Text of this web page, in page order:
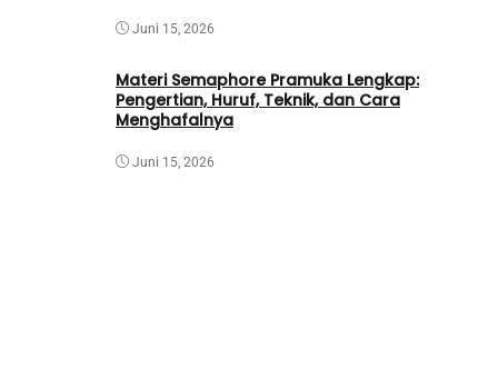
Juni 15, 2026
Materi Semaphore Pramuka Lengkap:
Pengertian, Huruf, Teknik, dan Cara
Menghafalnya
Juni 15, 2026